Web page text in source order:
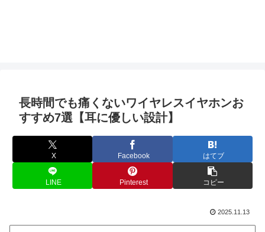
長時間でも痛くないワイヤレスイヤホンお
すすめ7選【耳に優しい設計】
X Facebook はてブ
LINE Pinterest コピー
2025.11.13